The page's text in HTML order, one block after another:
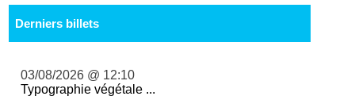
Derniers billets
03/08/2026 @ 12:10
Typographie végétale ...